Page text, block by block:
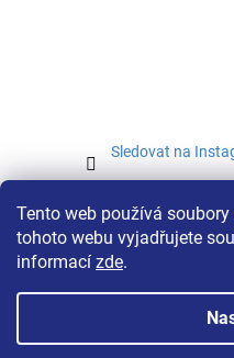
Tento web používá
tohoto webu vyjadřujete
informací zde.
Sledovat na